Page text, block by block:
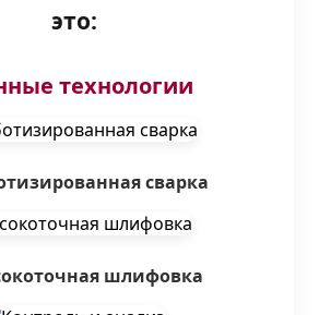
это:
технологии
сварка
шлифовка